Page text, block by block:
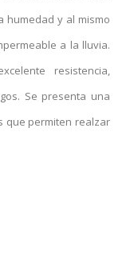
humedad y al mismo
a la lluvia.
resistencia,
Se presenta una
que permiten realzar